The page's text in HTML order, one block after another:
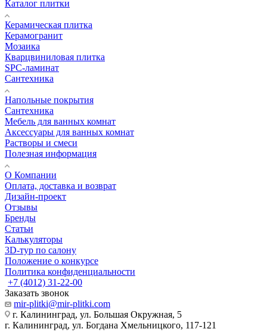
Каталог плитки
Керамическая плитка
Керамогранит
Мозаика
Кварцвиниловая плитка
SPC-ламинат
Сантехника
Напольные покрытия
Сантехника
Мебель для ванных комнат
Аксессуары для ванных комнат
Растворы и смеси
Полезная информация
О Компании
Оплата, доставка и возврат
Дизайн-проект
Отзывы
Бренды
Статьи
Калькуляторы
3D-тур по салону
Положение о конкурсе
Политика конфиденциальности
+7 (4012) 31-22-00
Заказать звонок
mir-plitki@mir-plitki.com
г. Калининград, ул. Большая Окружная, 5
г. Калининград, ул. Богдана Хмельницкого, 117-121